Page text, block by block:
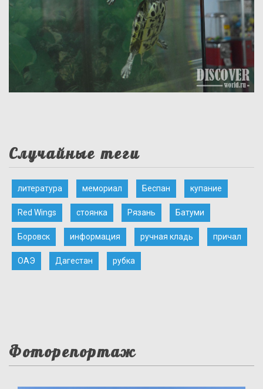
Случайные теги
литература мемориал Беспан купание
Red Wings стоянка Рязань Батуми
Боровск информация ручная кладь причал
ОАЭ Дагестан рубка
Фоторепортаж